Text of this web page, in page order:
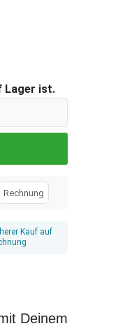
Lager ist.
Rechnung
Kauf auf
Deinem